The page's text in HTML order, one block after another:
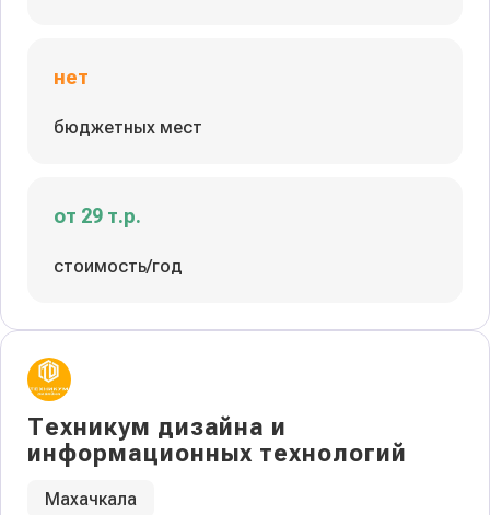
нет
бюджетных мест
от 29 т.р.
стоимость/год
Техникум дизайна и
информационных технологий
Махачкала